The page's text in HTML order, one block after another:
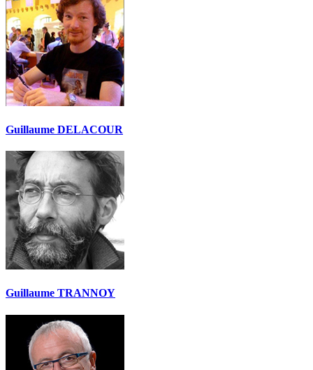
Guillaume DELACOUR
Guillaume TRANNOY